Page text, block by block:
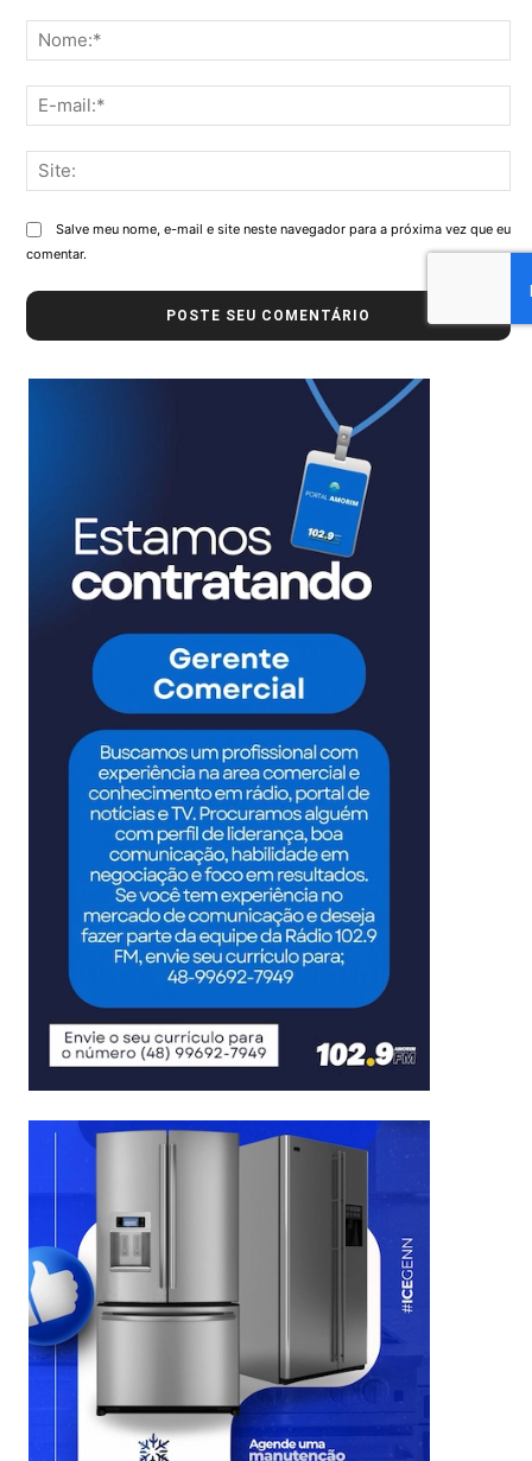
Salve meu nome, e-mail e site neste navegador para a próxima vez que eu
comentar.